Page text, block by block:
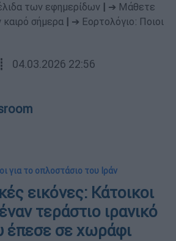
των εφημερίδων
➔ Μάθετε
καιρό σήμερα
➔ Εορτολόγιο: Ποιοι
04.03.2026 22:56
για το οπλοστάσιο του Ιράν
εικόνες: Κάτοικοι
τεράστιο ιρανικό
έπεσε σε χωράφι